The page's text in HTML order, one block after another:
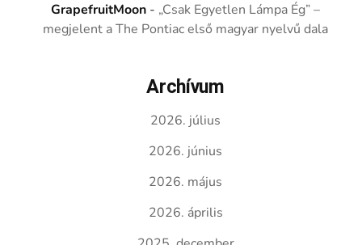
GrapefruitMoon - „Csak Egyetlen Lámpa Ég” –
megjelent a The Pontiac első magyar nyelvű dala
Archívum
2026. július
2026. június
2026. május
2026. április